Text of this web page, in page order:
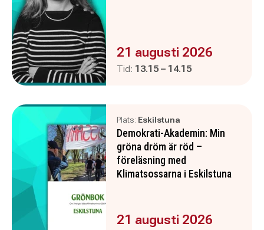
Evenemanget är :
21 augusti 2026
Tid: Pågår mellan
13.15 – och
14.15
Plats: Eskilstuna
Demokrati-Akademin: Min
gröna dröm är röd –
föreläsning med
Klimatsossarna i Eskilstuna
Evenemanget är :
21 augusti 2026